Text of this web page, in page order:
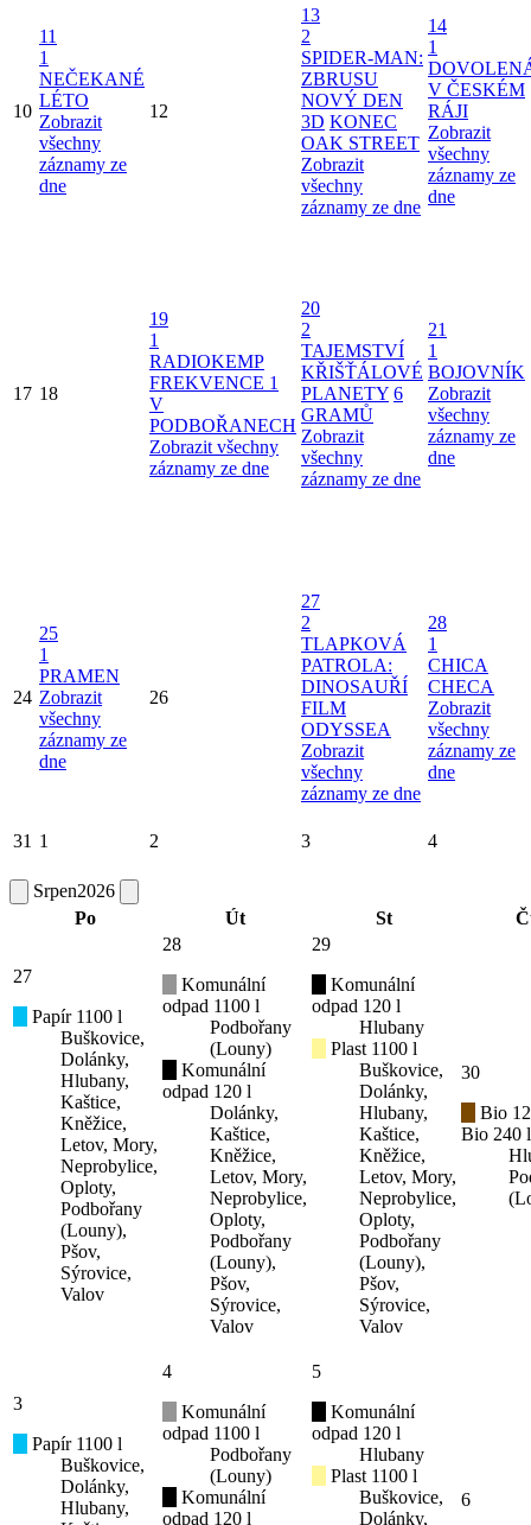
10
11
1
NEČEKANÉ
LÉTO
Zobrazit
všechny
záznamy ze
dne
12
13
2
SPIDER-MAN:
ZBRUSU
NOVÝ DEN
3D KONEC
OAK STREET
Zobrazit
všechny
záznamy ze dne
14
1
V ČESKÉM
RÁJI
Zobrazit
všechny
záznamy ze
dne
17 18
19
1
RADIOKEMP
FREKVENCE 1
V
PODBOŘANECH
Zobrazit všechny
záznamy ze dne
20
2
TAJEMSTVÍ
KŘIŠŤÁLOVÉ
PLANETY 6
GRAMŮ
Zobrazit
všechny
záznamy ze dne
21
1
BOJOVNÍK
Zobrazit
všechny
záznamy ze
dne
24
25
1
PRAMEN
Zobrazit
všechny
záznamy ze
dne
26
27
2
TLAPKOVÁ
PATROLA:
DINOSAUŘÍ
FILM
ODYSSEA
Zobrazit
všechny
záznamy ze dne
28
1
CHICA
CHECA
Zobrazit
všechny
záznamy ze
dne
31 1 2 3 4
Srpen2026
Po
Út St
27
Papír 1100 l
Buškovice,
Dolánky,
Hlubany,
Kaštice,
Kněžice,
Letov, Mory,
Neprobylice,
Oploty,
Podbořany
(Louny),
Pšov,
Sýrovice,
Valov
28
Komunální
odpad 1100 l
Podbořany
(Louny)
Komunální
odpad 120 l
Dolánky,
Kaštice,
Kněžice,
Letov, Mory,
Neprobylice,
Oploty,
Podbořany
(Louny),
Pšov,
Sýrovice,
Valov
29
Komunální
odpad 120 l
Hlubany
Plast 1100 l
Buškovice,
Dolánky,
Hlubany,
Kaštice,
Kněžice,
Letov, Mory,
Neprobylice,
Oploty,
Podbořany
(Louny),
Pšov,
Sýrovice,
Valov
30
Bio
Bio 240 l
3
Papír 1100 l
Buškovice,
Dolánky,
Hlubany,
4
Komunální
odpad 1100 l
Podbořany
(Louny)
Komunální
odpad 120 l
5
Komunální
odpad 120 l
Hlubany
Plast 1100 l
Buškovice,
Dolánky,
6